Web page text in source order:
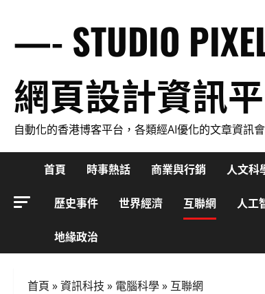
content
—- STUDIO
網頁設計資訊
自動化的香港博客平台，各類經AI優化的文章資訊
首頁 時事熱話 商業與行銷 人文科
歷史事件 世界經濟 互聯網 人工
地緣政治
首頁 »資訊科技 » 電腦科學» 互聯網